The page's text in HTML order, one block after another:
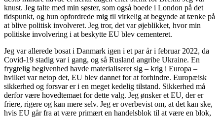
knust. Jeg talte med min søster, som også boede i London på det
tidspunkt, og hun opfordrede mig til virkelig at begynde at tænke på
at blive politisk involveret. Jeg tror, det var øjeblikket, hvor min
politiske involvering i at beskytte EU blev cementeret.
Jeg var allerede bosat i Danmark igen i et par år i februar 2022, da
Covid-19 stadig var i gang, og så Rusland angribe Ukraine. En
frygtelig begivenhed havde materialiseret sig – krig i Europa –
hvilket var netop det, EU blev dannet for at forhindre. Europæisk
sikkerhed og forsvar er i en meget kedelig tilstand. Sikkerhed må
derfor være hovedtemaet for dette valg. Jeg ønsker et EU, der er
friere, rigere og kan mere selv. Jeg er overbevist om, at det kan ske,
hvis EU går fra at være primært en handelsblok til at være en blok,